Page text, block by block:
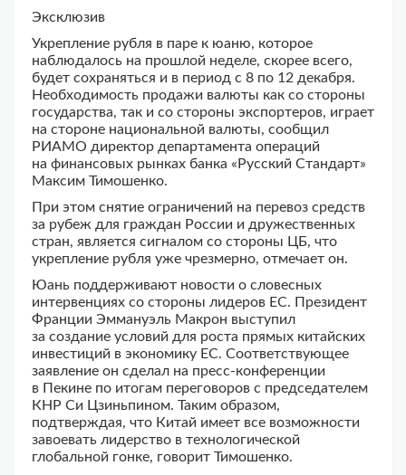
Эксклюзив
Укрепление рубля в паре к юаню, которое
наблюдалось на прошлой неделе, скорее всего,
будет сохраняться и в период с 8 по 12 декабря.
Необходимость продажи валюты как со стороны
государства, так и со стороны экспортеров, играет
на стороне национальной валюты, сообщил
РИАМО директор департамента операций
на финансовых рынках банка «Русский Стандарт»
Максим Тимошенко.
При этом снятие ограничений на перевоз средств
за рубеж для граждан России и дружественных
стран, является сигналом со стороны ЦБ, что
укрепление рубля уже чрезмерно, отмечает он.
Юань поддерживают новости о словесных
интервенциях со стороны лидеров ЕС. Президент
Франции Эммануэль Макрон выступил
за создание условий для роста прямых китайских
инвестиций в экономику ЕС. Соответствующее
заявление он сделал на пресс-конференции
в Пекине по итогам переговоров с председателем
КНР Си Цзиньпином. Таким образом,
подтверждая, что Китай имеет все возможности
завоевать лидерство в технологической
глобальной гонке, говорит Тимошенко.